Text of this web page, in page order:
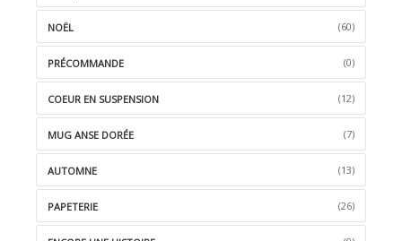
NOËL (60)
PRÉCOMMANDE (0)
COEUR EN SUSPENSION (12)
MUG ANSE DORÉE (7)
AUTOMNE (13)
PAPETERIE (26)